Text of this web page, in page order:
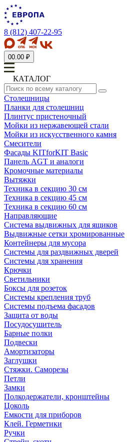
8 (812) 407-22-95
00.00 ₽
КАТАЛОГ
Столешницы
Планки для столешниц
Плинтус пристеночный
Мойки из нержавеющей стали
Мойки из искусственного камня
Смесители
Фасады KITforKIT Basic
Панель AGT и аналоги
Кромочные материалы
Вытяжки
Техника в секцию 30 см
Техника в секцию 45 см
Техника в секцию 60 см
Направляющие
Система выдвижных для ящиков
Выдвижные сетки хромированные
Контейнеры для мусора
Системы для раздвижных дверей
Системы для хранения
Крючки
Светильники
Боксы для розеток
Системы крепления труб
Системы подъема фасадов
Защита от воды
Посудосушитель
Барные полки
Подвески
Амортизаторы
Заглушки
Стяжки. Саморезы
Петли
Замки
Полкодержатели, кронштейны
Цоколь
Емкости для приборов
Клей. Герметики
Ручки